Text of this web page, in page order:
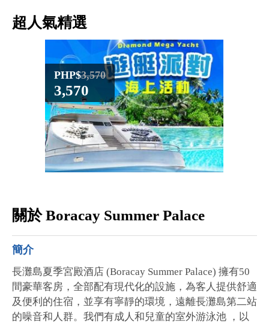
超人氣精選
PHP$3,570
3,570
關於 Boracay Summer Palace
簡介
長灘島夏季宮殿酒店 (Boracay Summer Palace) 擁有50
間豪華客房，全部配有現代化的設施，為客人提供舒適
及便利的住宿，並享有寧靜的環境，遠離長灘島第二站
的噪音和人群。我們有成人和兒童的室外游泳池 ，以